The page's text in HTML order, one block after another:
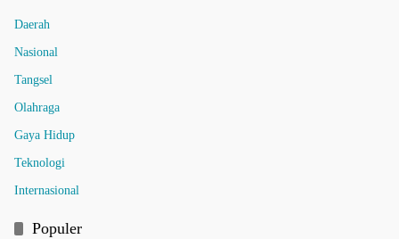
Daerah
Nasional
Tangsel
Olahraga
Gaya Hidup
Teknologi
Internasional
Populer